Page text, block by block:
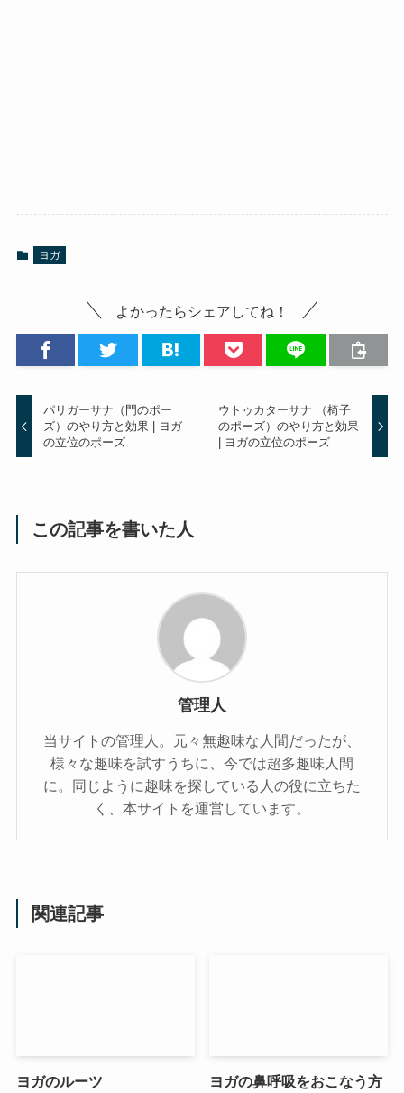
ヨガ
よかったらシェアしてね！
パリガーサナ（門のポー
ズ）のやり方と効果 | ヨガ
の立位のポーズ
ウトゥカターサナ （椅子
のポーズ）のやり方と効果
| ヨガの立位のポーズ
この記事を書いた人
管理人
当サイトの管理人。元々無趣味な人間だったが、
様々な趣味を試すうちに、今では超多趣味人間
に。同じように趣味を探している人の役に立ちた
く、本サイトを運営しています。
関連記事
ヨガのルーツ
ヨガの鼻呼吸をおこなう方